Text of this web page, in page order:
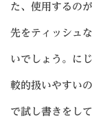
た、使用するの
先をティッシュ
いでしょう。に
較的扱いやすい
で試し書きをし